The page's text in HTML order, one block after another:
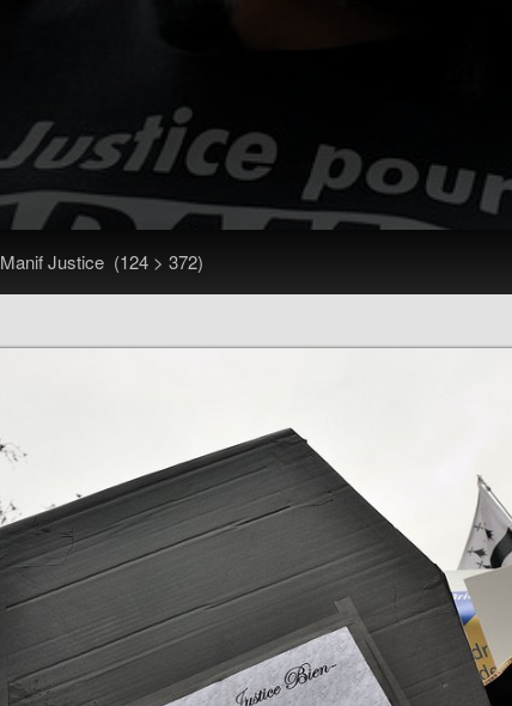
Manif Justice (124 > 372)